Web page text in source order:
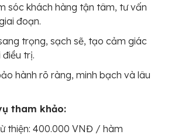
sóc khách hàng tận tâm, tư vấn
đoạn.
trọng, sạch sẽ, tạo cảm giác
điều trị.
hành rõ ràng, minh bạch và lâu
tham khảo:
thiện: 400.000 VNĐ / hàm